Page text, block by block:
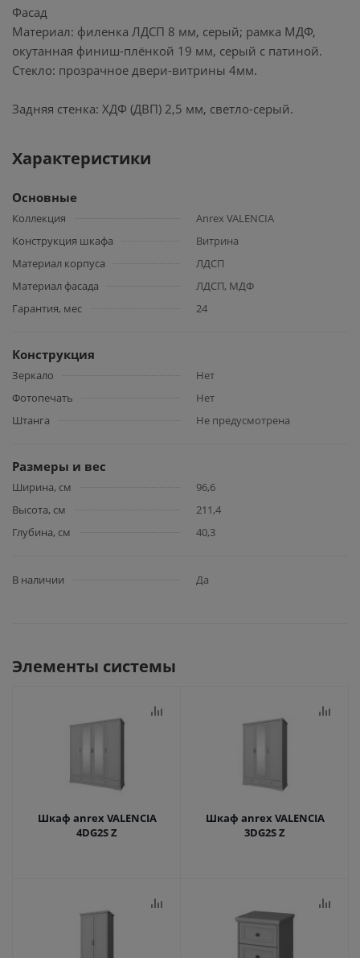
Фасад
Материал: филенка ЛДСП 8 мм, серый; рамка МДФ,
окутанная финиш-плёнкой 19 мм, серый с патиной.
Стекло: прозрачное двери-витрины 4мм.
Задняя стенка: ХДФ (ДВП) 2,5 мм, светло-серый.
Характеристики
Основные
Коллекция
Anrex VALENCIA
Конструкция шкафа
Витрина
Материал корпуса
ЛДСП
Материал фасада
ЛДСП, МДФ
Гарантия, мес
24
Конструкция
Зеркало
Нет
Фотопечать
Нет
Штанга
Не предусмотрена
Размеры и вес
Ширина, см
96,6
Высота, см
211,4
Глубина, см
40,3
В наличии Да
Элементы системы
Шкаф anrex VALENCIA
4DG2S Z
Шкаф anrex VALENCIA
3DG2S Z